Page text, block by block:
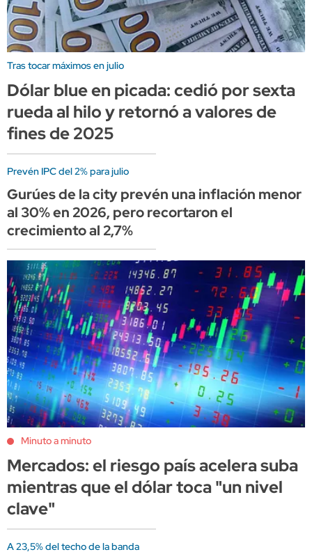
Tras tocar máximos en julio
Dólar blue en picada: cedió por sexta
rueda al hilo y retornó a valores de
fines de 2025
Prevén IPC del 2% para julio
Gurúes de la city prevén una inflación menor
al 30% en 2026, pero recortaron el
crecimiento al 2,7%
Minuto a minuto
Mercados: el riesgo país acelera suba
mientras que el dólar toca "un nivel
clave"
A 23,5% del techo de la banda